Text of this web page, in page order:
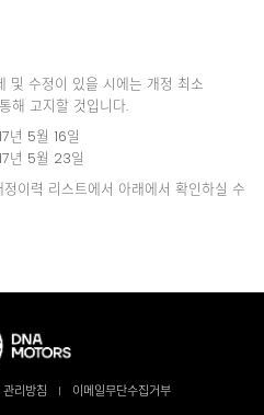
및 수정이 있을 시에는 개정 최소
해 고지할 것입니다.
년 5월 16일
년 5월 23일
이력 리스트에서 아래에서 확인하실 수
리방침
이메일무단수집거부